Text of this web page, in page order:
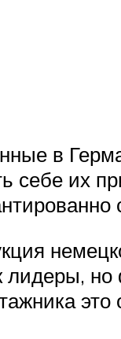
в
себе их
лидеры,
это